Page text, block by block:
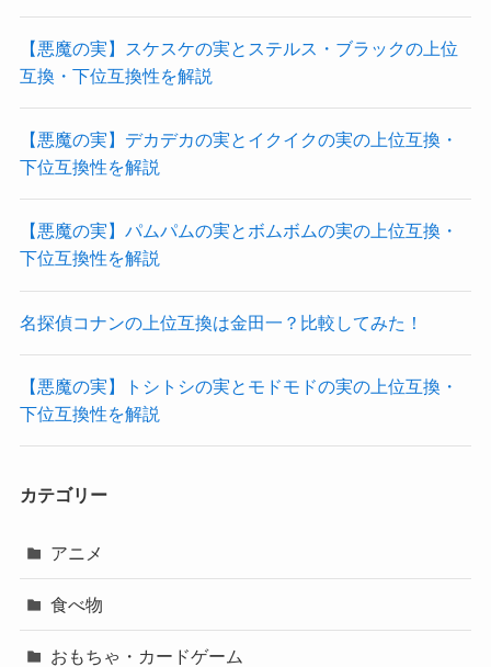
【悪魔の実】スケスケの実とステルス・ブラックの上位
互換・下位互換性を解説
【悪魔の実】デカデカの実とイクイクの実の上位互換・
下位互換性を解説
【悪魔の実】パムパムの実とボムボムの実の上位互換・
下位互換性を解説
名探偵コナンの上位互換は金田一？比較してみた！
【悪魔の実】トシトシの実とモドモドの実の上位互換・
下位互換性を解説
カテゴリー
アニメ
食べ物
おもちゃ・カードゲーム